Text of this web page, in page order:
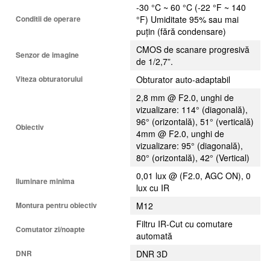
Conditii de operare
-30 °C ~ 60 °C (-22 °F ~ 140
°F) Umiditate 95% sau mai
puțin (fără condensare)
Senzor de imagine
CMOS de scanare progresivă
de 1/2,7”.
Viteza obturatorului Obturator auto-adaptabil
Obiectiv
2,8 mm @ F2.0, unghi de
vizualizare: 114° (diagonală),
96° (orizontală), 51° (verticală)
4mm @ F2.0, unghi de
vizualizare: 95° (diagonală),
80° (orizontală), 42° (Vertical)
Iluminare minima
0,01 lux @ (F2.0, AGC ON), 0
lux cu IR
Montura pentru obiectiv M12
Comutator zi/noapte
Filtru IR-Cut cu comutare
automată
DNR DNR 3D